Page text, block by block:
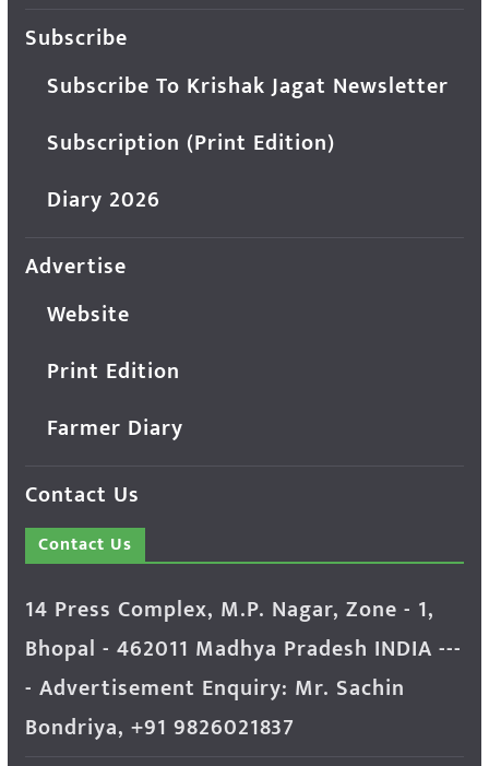
Subscribe
Subscribe To Krishak Jagat Newsletter
Subscription (Print Edition)
Diary 2026
Advertise
Website
Print Edition
Farmer Diary
Contact Us
Contact Us
14 Press Complex, M.P. Nagar, Zone - 1,
Bhopal - 462011 Madhya Pradesh INDIA ---
- Advertisement Enquiry: Mr. Sachin
Bondriya, +91 9826021837